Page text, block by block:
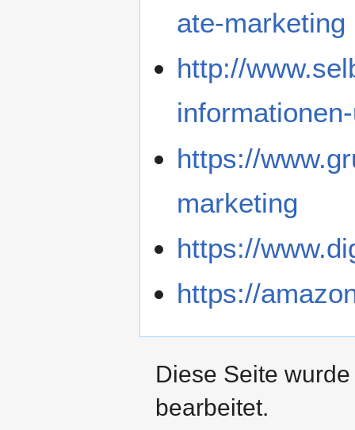
ate-marketing
http://
https://
marketing
https://
https://
Diese Seite
bearbeitet.